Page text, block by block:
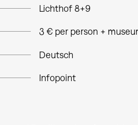
Lichthof 8+9
3 € per person +
Deutsch
Infopoint